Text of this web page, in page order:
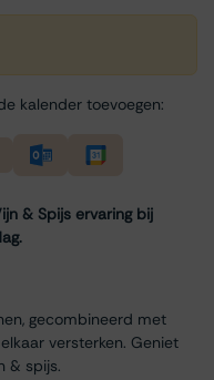
kalender toevoegen:
& Spijs ervaring bij
gecombineerd met
versterken. Geniet
& spijs.